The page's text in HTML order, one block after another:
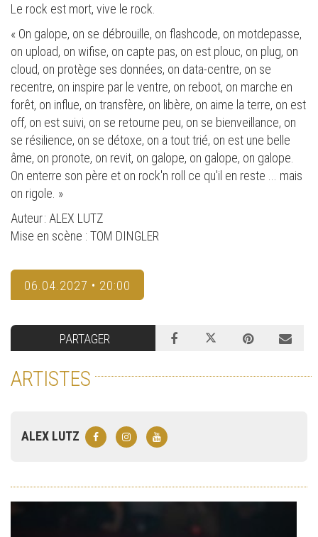
Le rock est mort, vive le rock.
« On galope, on se débrouille, on flashcode, on motdepasse,
on upload, on wifise, on capte pas, on est plouc, on plug, on
cloud, on protège ses données, on data-centre, on se
recentre, on inspire par le ventre, on reboot, on marche en
forêt, on influe, on transfère, on libère, on aime la terre, on est
off, on est suivi, on se retourne peu, on se bienveillance, on
se résilience, on se détoxe, on a tout trié, on est une belle
âme, on pronote, on revit, on galope, on galope, on galope.
On enterre son père et on rock'n roll ce qu'il en reste ... mais
on rigole. »
Auteur : ALEX LUTZ
Mise en scène : TOM DINGLER
06.04.2027 • 20:00
PARTAGER
ARTISTES
ALEX LUTZ